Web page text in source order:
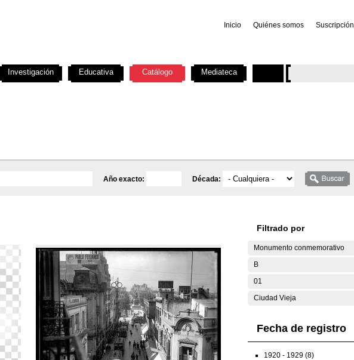
Inicio Quiénes somos Suscripción
Año exacto: Década:
Filtrado por
Monumento conmemorativo
B
01
Ciudad Vieja
Fecha de registro
1920 - 1929 (8)
Investigación Educativa Catálogo Mediateca